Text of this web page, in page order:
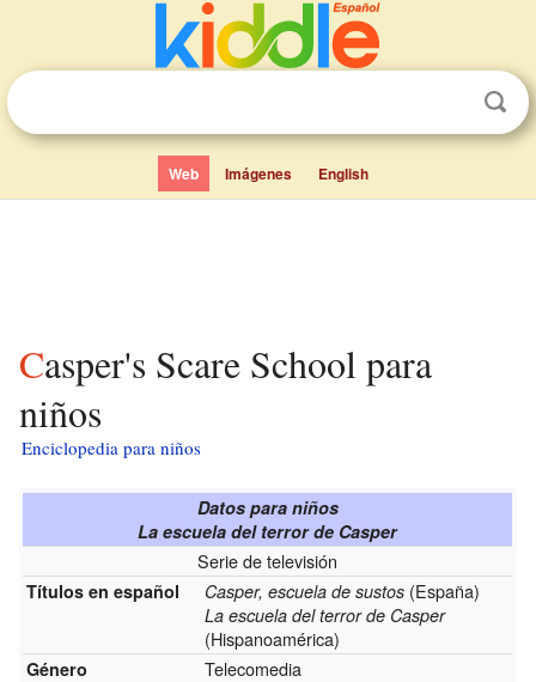
Web Imágenes English
Casper's Scare School para
niños
Enciclopedia para niños
Datos para niños
La escuela del terror de Casper
Serie de televisión
Títulos en español Casper, escuela de sustos (España)
La escuela del terror de Casper
(Hispanoamérica)
Género Telecomedia